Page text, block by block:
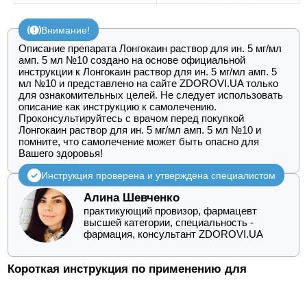
Внимание!
Описание препарата Лонгокаин раствор для ин. 5 мг/мл
амп. 5 мл №10 создано на основе официальной
инструкции к Лонгокаин раствор для ин. 5 мг/мл амп. 5
мл №10 и представлено на сайте ZDOROVI.UA только
для ознакомительных целей. Не следует использовать
описание как инструкцию к самолечению.
Проконсультируйтесь с врачом перед покупкой
Лонгокаин раствор для ин. 5 мг/мл амп. 5 мл №10 и
помните, что самолечение может быть опасно для
Вашего здоровья!
Инструкция проверена и утверждена специалистом
Алина Шевченко
практикующий провизор, фармацевт
высшей категории, специальность -
фармация, консультант ZDOROVI.UA
Короткая инструкция по применению для